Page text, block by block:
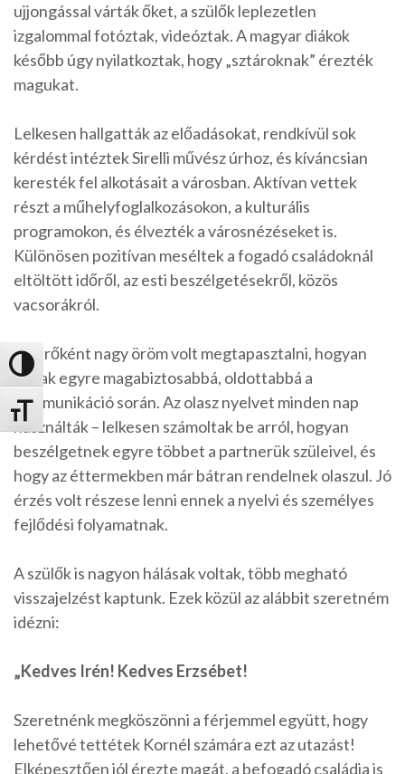
Nagy kontraszt váltása
Betűméret váltása
ujjongással várták őket, a szülők leplezetlen
izgalommal fotóztak, videóztak. A magyar diákok
később úgy nyilatkoztak, hogy „sztároknak” érezték
magukat.
Lelkesen hallgatták az előadásokat, rendkívül sok
kérdést intéztek Sirelli művész úrhoz, és kíváncsian
keresték fel alkotásait a városban. Aktívan vettek
részt a műhelyfoglalkozásokon, a kulturális
programokon, és élvezték a városnézéseket is.
Különösen pozitívan meséltek a fogadó családoknál
eltöltött időről, az esti beszélgetésekről, közös
vacsorákról.
Kísérőként nagy öröm volt megtapasztalni, hogyan
váltak egyre magabiztosabbá, oldottabbá a
kommunikáció során. Az olasz nyelvet minden nap
használták – lelkesen számoltak be arról, hogyan
beszélgetnek egyre többet a partnerük szüleivel, és
hogy az éttermekben már bátran rendelnek olaszul. Jó
érzés volt részese lenni ennek a nyelvi és személyes
fejlődési folyamatnak.
A szülők is nagyon hálásak voltak, több megható
visszajelzést kaptunk. Ezek közül az alábbit szeretném
idézni:
„Kedves Irén! Kedves Erzsébet!
Szeretnénk megköszönni a férjemmel együtt, hogy
lehetővé tettétek Kornél számára ezt az utazást!
Elképesztően jól érezte magát, a befogadó családja is